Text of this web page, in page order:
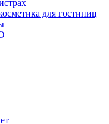
для гостиниц